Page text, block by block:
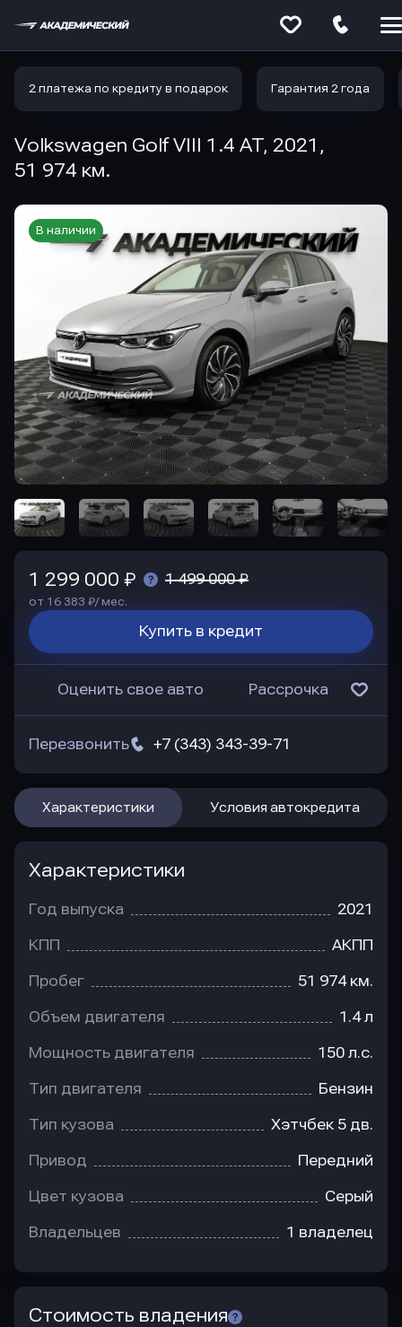
2 платежа по кредиту в подарок Гарантия 2 года
Volkswagen Golf VIII 1.4 AT, 2021,
51 974 км.
В наличии
1 299 000 ₽ 1 499 000 ₽
от 16 383 ₽/ мес.
Купить в кредит
Оценить свое авто Рассрочка
+7 (343) 343-39-71
Перезвонить
Характеристики Условия автокредита
Характеристики
Год выпуска 2021
КПП АКПП
Пробег 51 974 км.
Объем двигателя 1.4 л
Мощность двигателя 150 л.с.
Тип двигателя Бензин
Тип кузова Хэтчбек 5 дв.
Привод Передний
Цвет кузова Серый
Владельцев 1 владелец
Стоимость владения